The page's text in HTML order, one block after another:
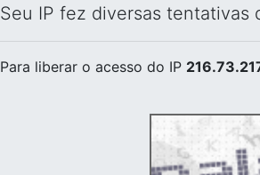
Seu IP fez diversas tentativas
Para liberar o acesso do IP